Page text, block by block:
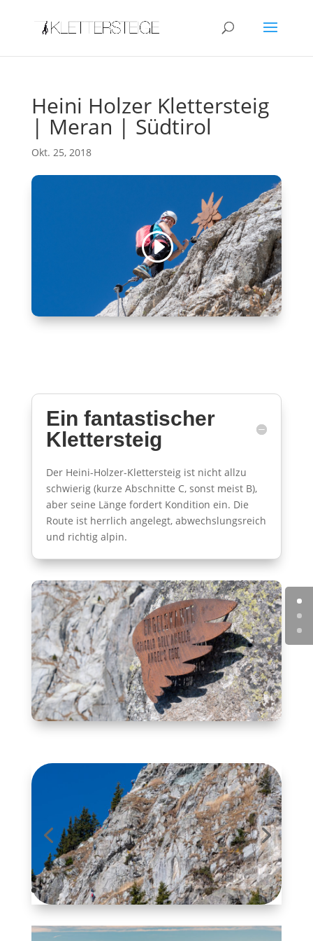
Heini Holzer Klettersteig
| Meran | Südtirol
Okt. 25, 2018
Ein fantastischer
Klettersteig
Der Heini-Holzer-Klettersteig ist nicht allzu
schwierig (kurze Abschnitte C, sonst meist B),
aber seine Länge fordert Kondition ein. Die
Route ist herrlich angelegt, abwechslungsreich
und richtig alpin.